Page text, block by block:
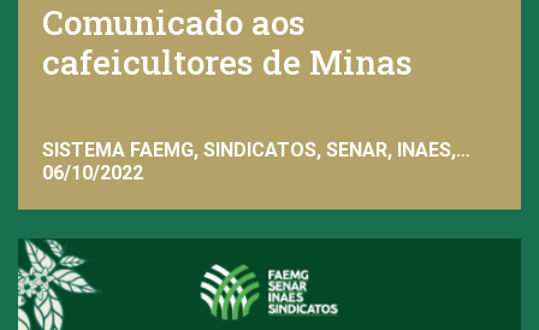
Comunicado aos
cafeicultores de Minas
SISTEMA FAEMG, SINDICATOS, SENAR, INAES,
FAEMG
06/10/2022